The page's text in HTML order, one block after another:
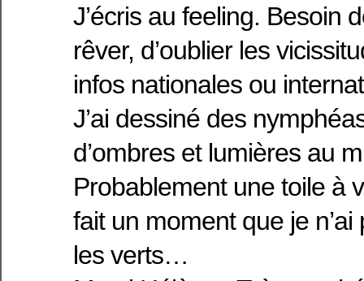
J’écris au feeling. Besoin
rêver, d’oublier les
infos nationales ou
J’ai dessiné des
d’ombres et lumières au
Probablement une toile à
fait un moment que je
les verts…